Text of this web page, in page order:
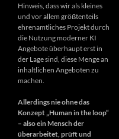
Hinweis, dass wir als kleines
und vor allem größtenteils
ehrenamtliches Projekt durch
die Nutzung moderner KI
Angebote überhaupt erst in
der Lage sind, diese Menge an
inhaltlichen Angeboten zu
machen.
Allerdings nie ohne das
Konzept „Human in the loop“
– also ein Mensch der
überarbeitet, prüft und